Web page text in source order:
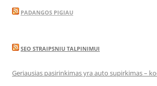
PADANGOS PIGIAU
SEO STRAIPSNIU TALPINIMUI
Geriausias pasirinkimas yra auto supirkimas –